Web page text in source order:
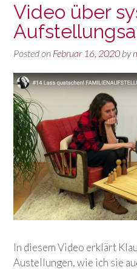
Video über
Posted on Februar 16, 2020 by
In diesem Video erklärt
Austellungen, wie ich sie